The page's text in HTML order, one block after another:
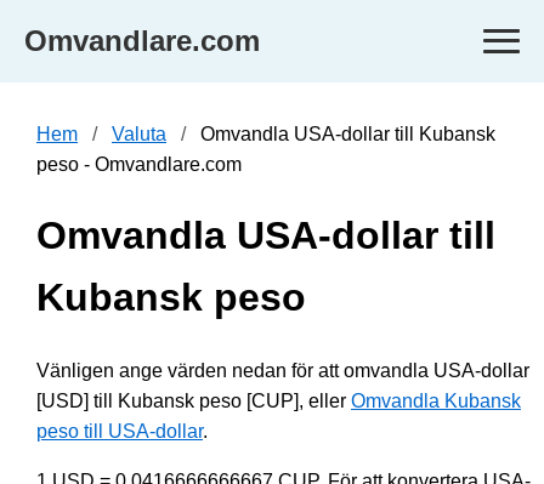
Omvandlare.com
Hem Valuta
Omvandla USA-dollar till Kubansk
peso - Omvandlare.com
Omvandla USA-dollar till
Kubansk peso
Vänligen ange värden nedan för att omvandla USA-dollar
[USD] till Kubansk peso [CUP], eller Omvandla Kubansk
peso till USA-dollar.